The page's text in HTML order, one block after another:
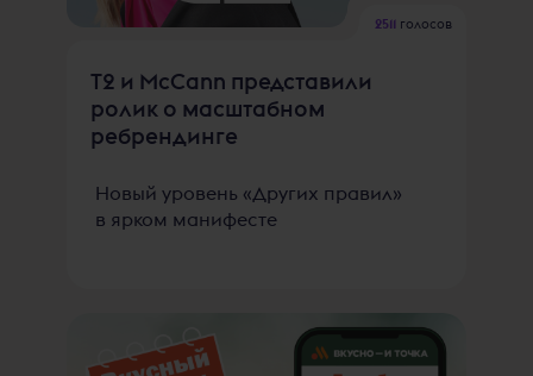
2511 голосов
Т2 и McCann представили
ролик о масштабном
ребрендинге
Новый уровень «Других правил»
в ярком манифесте